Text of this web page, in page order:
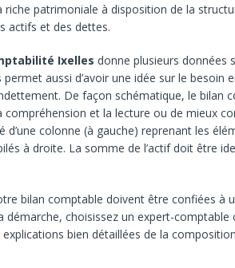
patrimoniale à disposition de la
actifs et des dettes.
Ixelles donne plusieurs données
aussi d’avoir une idée sur le besoin
De façon schématique, le bilan
et la lecture ou de mieux
colonne (à gauche) reprenant les
à droite. La somme de l’actif doit être
bilan comptable doivent être confiées à
démarche, choisissez un expert-
bien détaillées de la